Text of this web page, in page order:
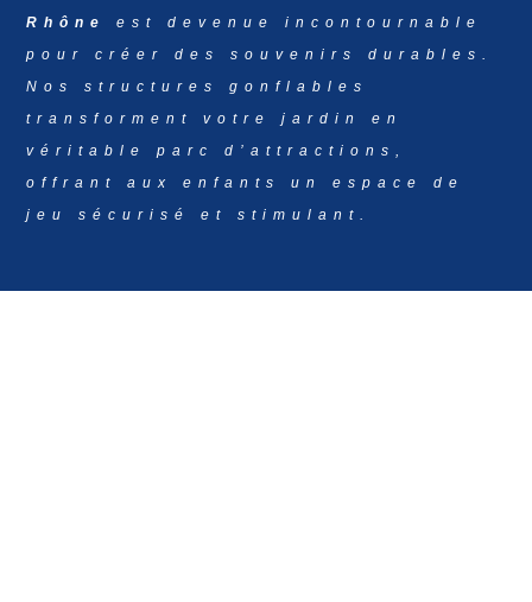
Rhône
est devenue incontournable
pour créer des souvenirs durables.
Nos structures gonflables
transforment votre jardin en
véritable parc d’attractions,
offrant aux enfants un espace de
jeu sécurisé et stimulant.